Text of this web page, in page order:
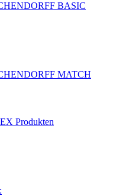
BASIC
MATCH
Produkten